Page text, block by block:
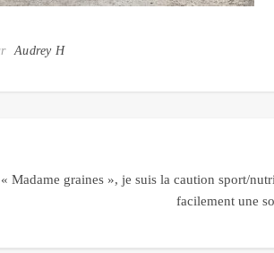
Audrey H
« Madame graines », je suis la caution sport/
facilement une